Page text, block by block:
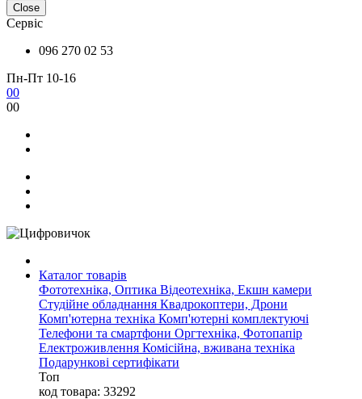
Close
Сервіс
096 270 02 53
Пн-Пт 10-16
00
00
Каталог товарів
Фототехніка, Оптика Відеотехніка, Екшн камери
Студійне обладнання Квадрокоптери, Дрони
Комп'ютерна техніка Комп'ютерні комплектуючі
Телефони та смартфони Оргтехніка, Фотопапір
Електроживлення Комісійна, вживана техніка
Подарункові сертифікати
Топ
код товара: 33292